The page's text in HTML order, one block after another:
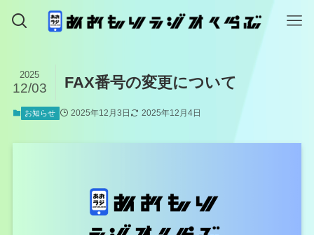
FAX番号の変更について
2025
12/03
お知らせ 2025年12月3日 2025年12月4日